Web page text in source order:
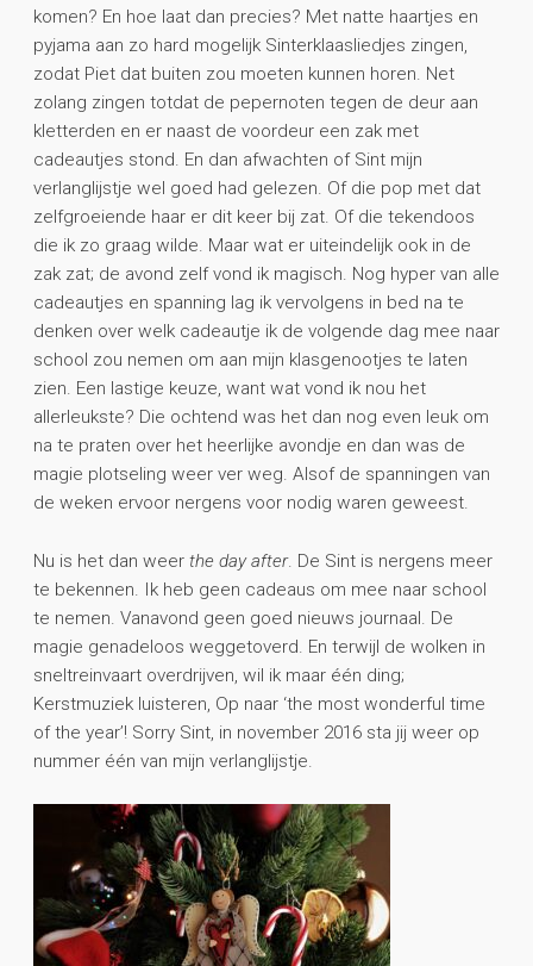
komen? En hoe laat dan precies? Met natte haartjes en
pyjama aan zo hard mogelijk Sinterklaasliedjes zingen,
zodat Piet dat buiten zou moeten kunnen horen. Net
zolang zingen totdat de pepernoten tegen de deur aan
kletterden en er naast de voordeur een zak met
cadeautjes stond. En dan afwachten of Sint mijn
verlanglijstje wel goed had gelezen. Of die pop met dat
zelfgroeiende haar er dit keer bij zat. Of die tekendoos
die ik zo graag wilde. Maar wat er uiteindelijk ook in de
zak zat; de avond zelf vond ik magisch. Nog hyper van alle
cadeautjes en spanning lag ik vervolgens in bed na te
denken over welk cadeautje ik de volgende dag mee naar
school zou nemen om aan mijn klasgenootjes te laten
zien. Een lastige keuze, want wat vond ik nou het
allerleukste? Die ochtend was het dan nog even leuk om
na te praten over het heerlijke avondje en dan was de
magie plotseling weer ver weg. Alsof de spanningen van
de weken ervoor nergens voor nodig waren geweest.
Nu is het dan weer the day after. De Sint is nergens meer
te bekennen. Ik heb geen cadeaus om mee naar school
te nemen. Vanavond geen goed nieuws journaal. De
magie genadeloos weggetoverd. En terwijl de wolken in
sneltreinvaart overdrijven, wil ik maar één ding;
Kerstmuziek luisteren, Op naar ‘the most wonderful time
of the year’! Sorry Sint, in november 2016 sta jij weer op
nummer één van mijn verlanglijstje.